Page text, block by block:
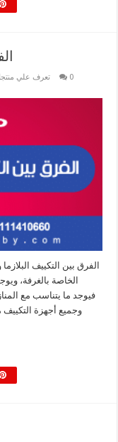
تعرف علي
0
الفرق بين التكييف
الخاصة بالغرفة،
فيوجد ما يتناسب مع
وجميع أجهزة التكييف